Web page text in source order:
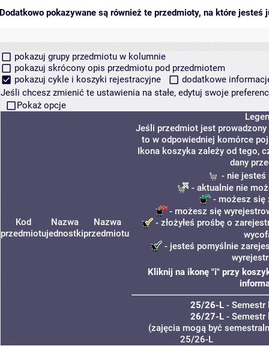
Dodatkowo pokazywane są również te przedmioty, na które jesteś
pokazuj grupy przedmiotu w kolumnie
pokazuj skrócony opis przedmiotu pod przedmiotem
pokazuj cykle i koszyki rejestracyjne
dodatkowe
Jeśli chcesz zmienić te ustawienia na stałe, edytuj swoje
Pokaż opcje
Kod
przedmiotu
Nazwa
jednostki
Nazwa
przedmiotu
Jeśli przedmiot jest prowadzony
to w odpowiedniej komórce
Ikona koszyka zależy od tego,
dany
- nie jesteś
- aktualnie nie
- możesz się
- możesz się
- złożyłeś prośbę o
- jesteś pomyślnie
Kliknij na ikonę "i" przy
25/26-L- Semestr
26/27-L- Semestr
(zajęcia mogą być
25/26-L